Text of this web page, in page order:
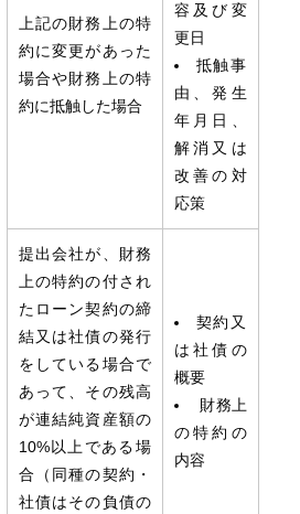
上記の財務上の特
約に変更があった
場合や財務上の特
約に抵触した場合
容及び変
更日
抵触事
由、発生
年月日、
解消又は
改善の対
応策
提出会社が、財務
上の特約の付され
たローン契約の締
結又は社債の発行
をしている場合で
あって、その残高
が連結純資産額の
10%以上である場
合（同種の契約・
社債はその負債の
契約又
は社債の
概要
財務上
の特約の
内容